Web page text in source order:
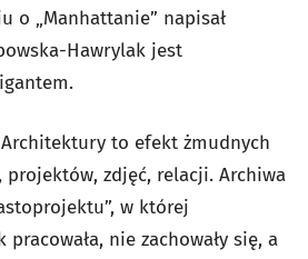
o „Manhattanie” napisał
Hawrylak jest
to efekt żmudnych
projektów, zdjęć, relacji. Archiwa
w której
nie zachowały się, a